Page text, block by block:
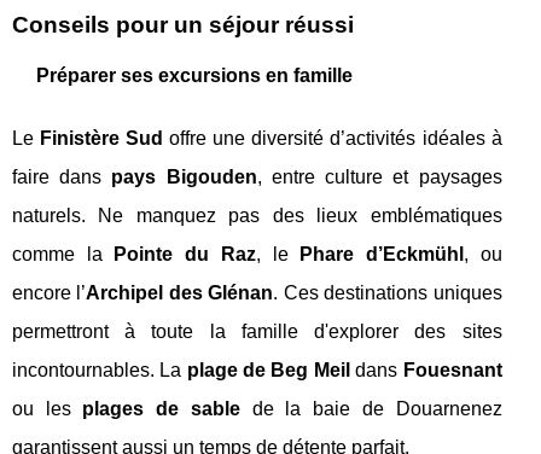
Conseils pour un séjour réussi
Préparer ses excursions en famille
Le Finistère Sud offre une diversité d’activités idéales à
faire dans pays Bigouden, entre culture et paysages
naturels. Ne manquez pas des lieux emblématiques
comme la
Pointe du Raz, le Phare d’Eckmühl , ou
encore l’Archipel des Glénan. Ces destinations uniques
permettront à toute la famille d'explorer des sites
incontournables. La plage de Beg Meil dans Fouesnant
ou les plages de sablede la baie de Douarnenez
garantissent aussi un temps de détente parfait.